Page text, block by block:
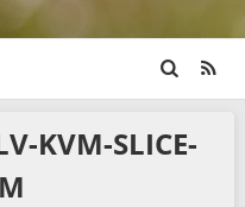
KVM-SLICE-